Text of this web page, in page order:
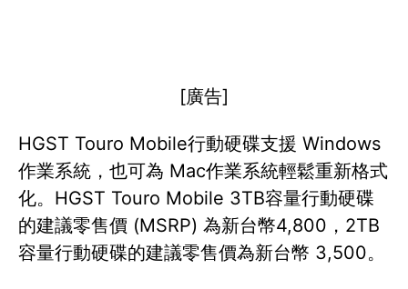
[廣告]
HGST Touro Mobile行動硬碟支援 Windows
作業系統，也可為 Mac作業系統輕鬆重新格式
化。HGST Touro Mobile 3TB容量行動硬碟
的建議零售價 (MSRP) 為新台幣4,800，2TB
容量行動硬碟的建議零售價為新台幣 3,500。